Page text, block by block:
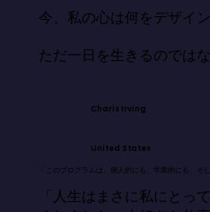
今、私の心は何をデザイ
ただ一日を生きるのでは
Charis Irving
United States
「このプログラムは、個人的にも、学業的にも、そ
「人生はまさに私にとっ